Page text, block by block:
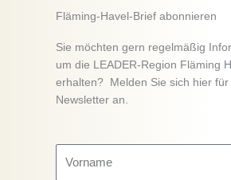
Fläming-Havel-Brief abonnieren
Sie möchten gern regelmäßig
um die LEADER-Region Fläming
erhalten? Melden Sie sich hier für
Newsletter an.